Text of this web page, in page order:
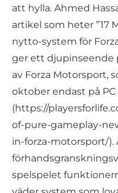
att hylla. Ahmed
artikel som heter ”17
nytto-system för
ger ett djupinseende
av Forza Motorsport,
oktober endast på PC
(https://
of-pure-gameplay-
in-forza-motorsport/
spelspelet